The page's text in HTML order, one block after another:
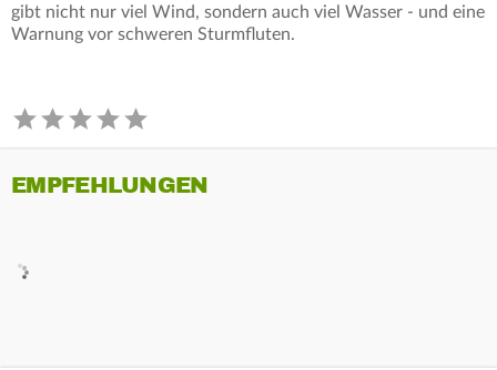
gibt nicht nur viel Wind, sondern auch viel Wasser - und eine
Warnung vor schweren Sturmfluten.
EMPFEHLUNGEN